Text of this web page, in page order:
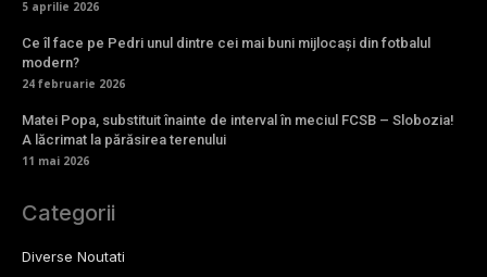
5 aprilie 2026
Ce îl face pe Pedri unul dintre cei mai buni mijlocași din fotbalul
modern?
24 februarie 2026
Matei Popa, substituit înainte de interval în meciul FCSB – Slobozia!
A lăcrimat la părăsirea terenului
11 mai 2026
Categorii
Diverse Noutati